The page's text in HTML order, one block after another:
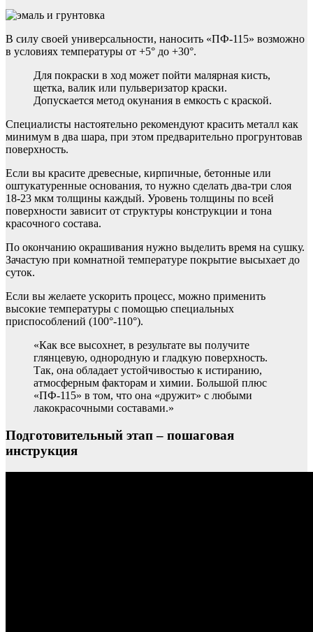
В силу своей универсальности, наносить «ПФ-115» возможно
в условиях температуры от +5° до +30°.
Для покраски в ход может пойти малярная кисть,
щетка, валик или пульверизатор краски.
Допускается метод окунания в емкость с краской.
Специалисты настоятельно рекомендуют красить металл как
минимум в два шара, при этом предварительно прогрунтовав
поверхность.
Если вы красите древесные, кирпичные, бетонные или
оштукатуренные основания, то нужно сделать два-три слоя
18-23 мкм толщины каждый. Уровень толщины по всей
поверхности зависит от структуры конструкции и тона
красочного состава.
По окончанию окрашивания нужно выделить время на сушку.
Зачастую при комнатной температуре покрытие высыхает до
суток.
Если вы желаете ускорить процесс, можно применить
высокие температуры с помощью специальных
приспособлений (100°-110°).
«Как все высохнет, в результате вы получите
глянцевую, однородную и гладкую поверхность.
Так, она обладает устойчивостью к истиранию,
атмосферным факторам и химии. Большой плюс
«ПФ-115» в том, что она «дружит» с любыми
лакокрасочными составами.»
Подготовительный этап – пошаговая
инструкция